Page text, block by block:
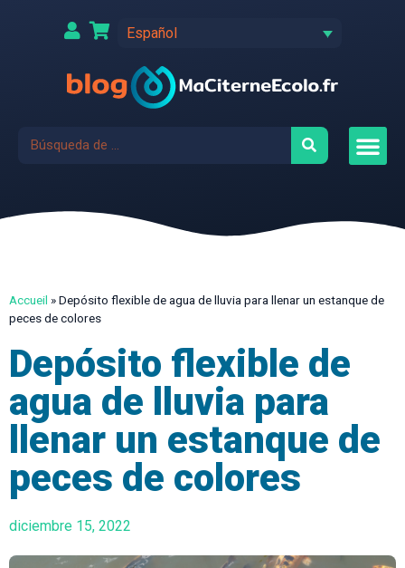
Español
Accueil »Depósito flexible de agua de lluvia para llenar un estanque de
peces de colores
Depósito flexible de
agua de lluvia para
llenar un estanque de
peces de colores
diciembre 15, 2022